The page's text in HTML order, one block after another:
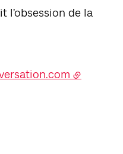
l’obsession de la